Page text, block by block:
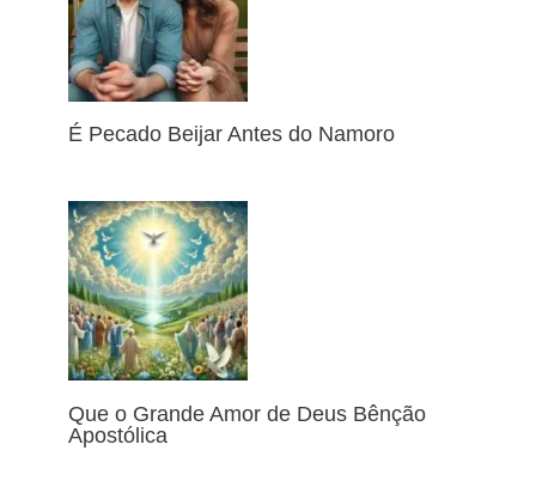
É Pecado Beijar Antes do Namoro
Que o Grande Amor de Deus Bênção
Apostólica